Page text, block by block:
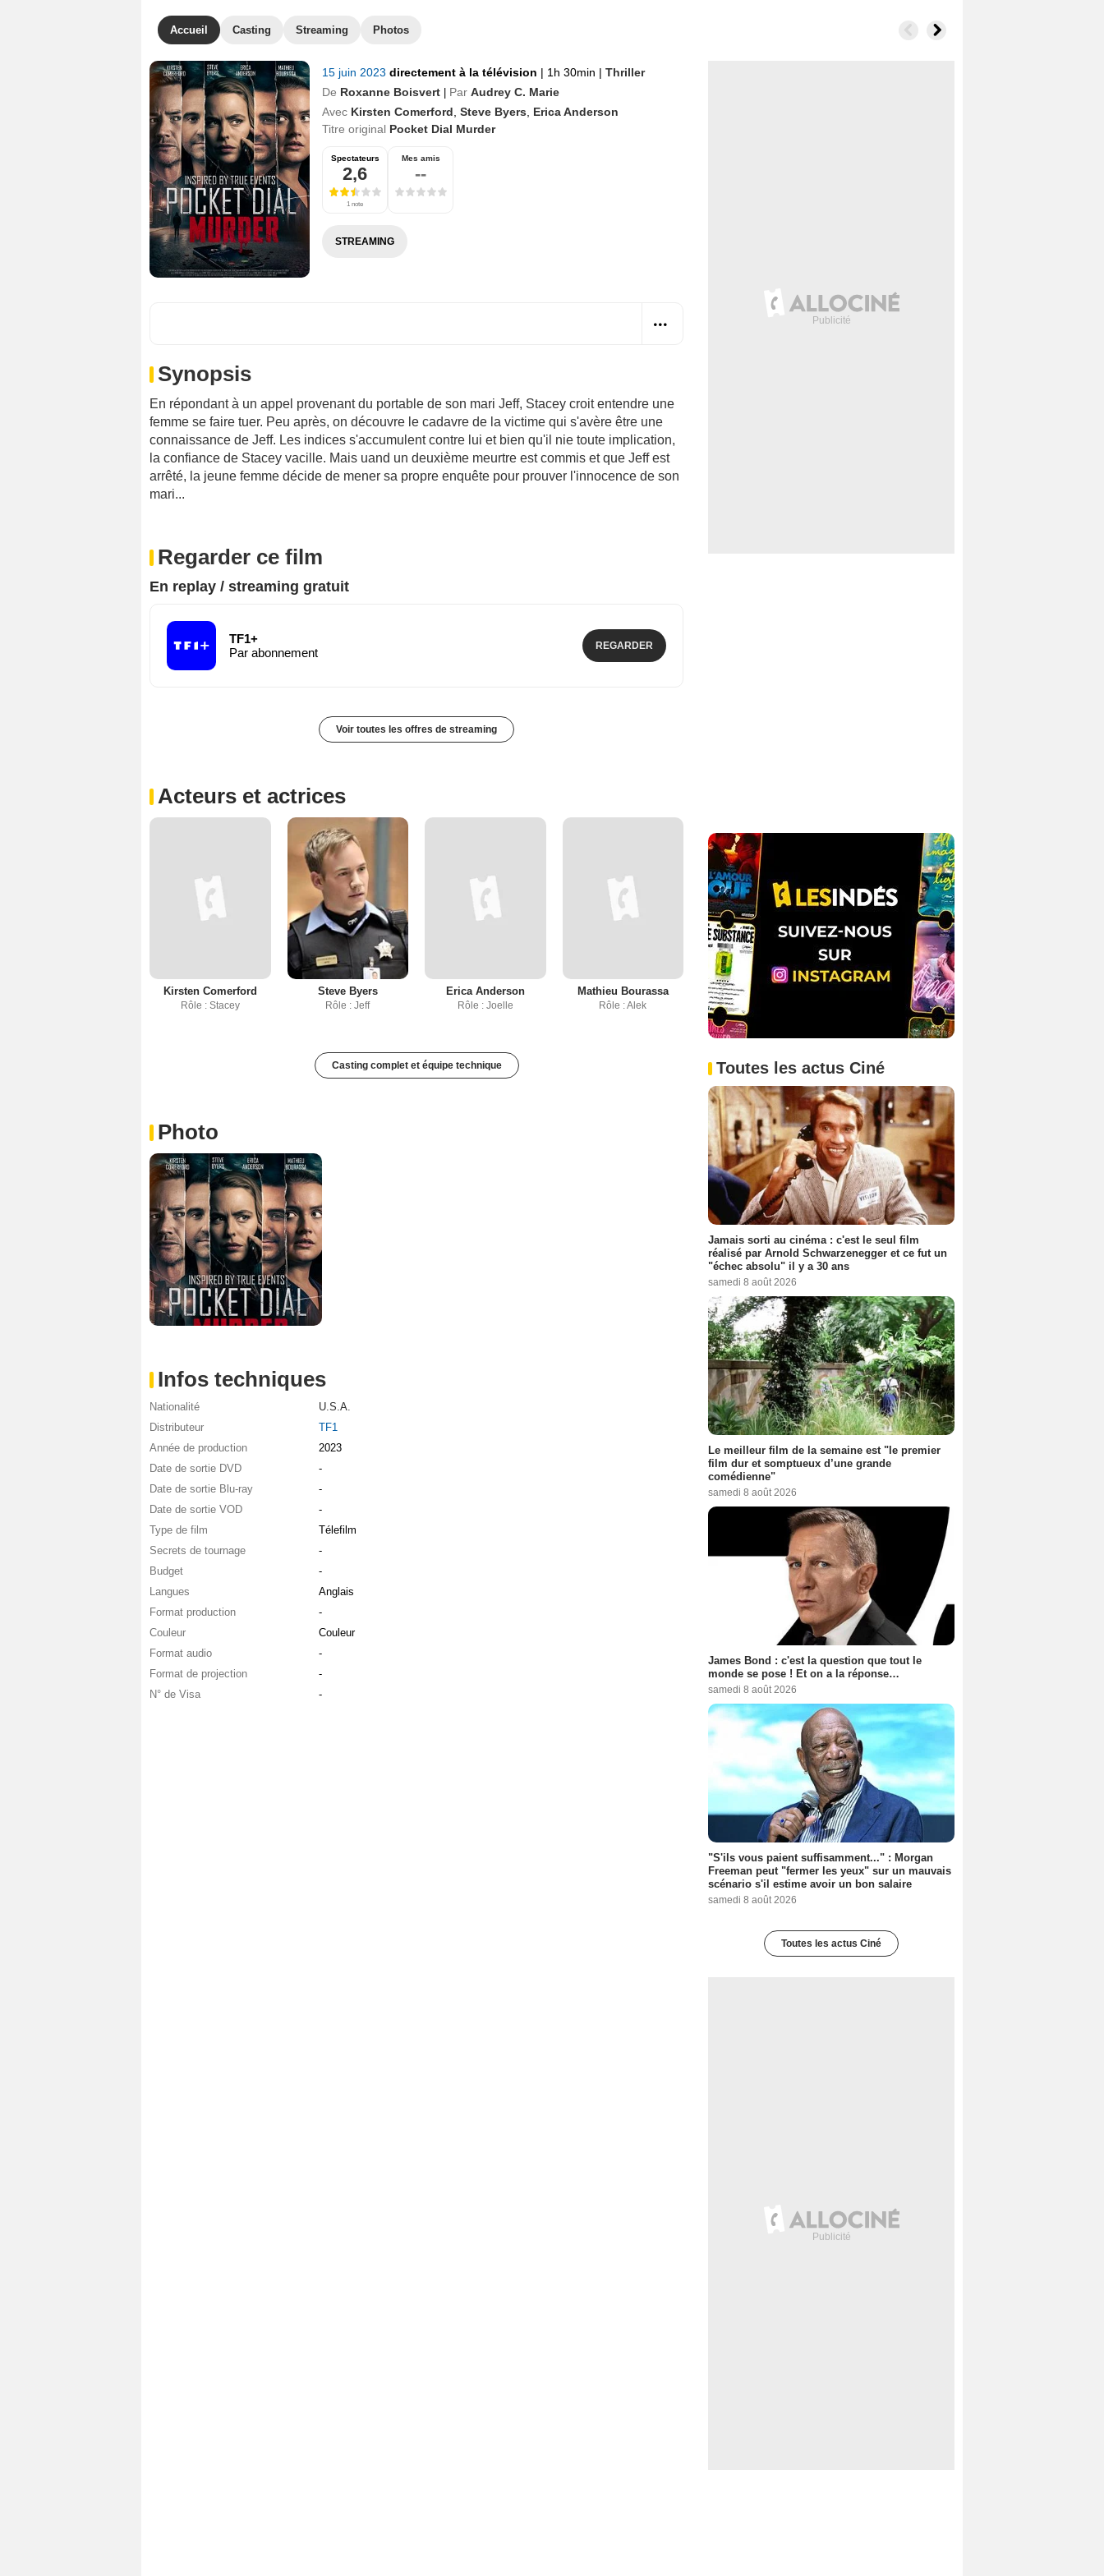
Accueil Casting Streaming Photos
15 juin 2023 directement à la télévision | 1h 30min | Thriller
De Roxanne Boisvert Par Audrey C. Marie
Avec Kirsten Comerford Steve Byers
Erica Anderson
Titre original Pocket Dial Murder
Spectateurs
2,6
1 note
Mes amis
--
STREAMING
Synopsis
En répondant à un appel provenant du portable de son mari Jeff, Stacey croit entendre une
femme se faire tuer. Peu après, on découvre le cadavre de la victime qui s'avère être une
connaissance de Jeff. Les indices s'accumulent contre lui et bien qu'il nie toute implication,
la confiance de Stacey vacille. Mais uand un deuxième meurtre est commis et que Jeff est
arrêté, la jeune femme décide de mener sa propre enquête pour prouver l'innocence de son
mari...
Regarder ce film
En replay / streaming gratuit
TF1+
Par abonnement
REGARDER
Voir toutes les offres de streaming
Acteurs et actrices
Kirsten Comerford
Rôle : Stacey
Steve Byers
Rôle : Jeff
Erica Anderson
Rôle : Joelle
Mathieu Bourassa
Rôle : Alek
Casting complet et équipe technique
Photo
Infos techniques
Nationalité
U.S.A.
Distributeur
TF1
Année de production
2023
Date de sortie DVD
-
Date de sortie Blu-ray
-
Date de sortie VOD
-
Type de film
Télefilm
Secrets de tournage
-
Budget
-
Langues
Anglais
Format production
-
Couleur
Couleur
Format audio
-
Format de projection
-
N° de Visa
-
Toutes les actus Ciné
Jamais sorti au cinéma : c'est le seul film
réalisé par Arnold Schwarzenegger et ce fut un
"échec absolu" il y a 30 ans
samedi 8 août 2026
Le meilleur film de la semaine est "le premier
film dur et somptueux d’une grande
comédienne"
samedi 8 août 2026
James Bond : c'est la question que tout le
monde se pose ! Et on a la réponse…
samedi 8 août 2026
"S'ils vous paient suffisamment..." : Morgan
Freeman peut "fermer les yeux" sur un mauvais
scénario s'il estime avoir un bon salaire
samedi 8 août 2026
Toutes les actus Ciné